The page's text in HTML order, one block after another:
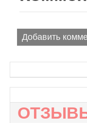
Добавить